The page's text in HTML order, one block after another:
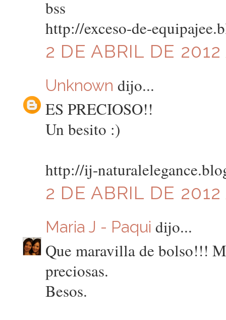
bss
http://exceso-de-
2 DE ABRIL DE 2012
Unknown dijo...
ES PRECIOSO!!
Un besito :)
http://ij-
2 DE ABRIL DE 2012
Maria J - Paqui dijo...
Que maravilla de bolso!!!
preciosas.
Besos.